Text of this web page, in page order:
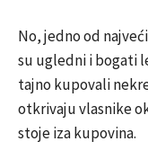
No, jedno od
su ugledni i bogati
tajno kupovali
otkrivaju vlasnike
stoje iza kupovina.